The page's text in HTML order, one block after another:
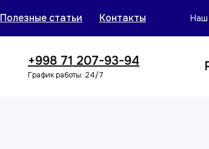
Полезные статьи Наш
Контакты
График работы: 24/7
+998 71 207-93-94